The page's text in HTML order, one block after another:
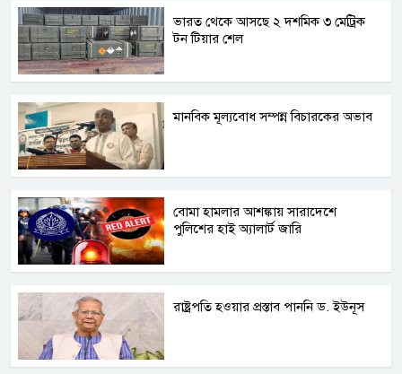
ভারত থেকে আসছে ২ দশমিক ৩ মেট্রিক
টন টিয়ার শেল
মানবিক মূল্যবোধ সম্পন্ন বিচারকের অভাব
বোমা হামলার আশঙ্কায় সারাদেশে
পুলিশের হাই অ্যালার্ট জারি
রাষ্ট্রপতি হওয়ার প্রস্তাব পাননি ড. ইউনূস